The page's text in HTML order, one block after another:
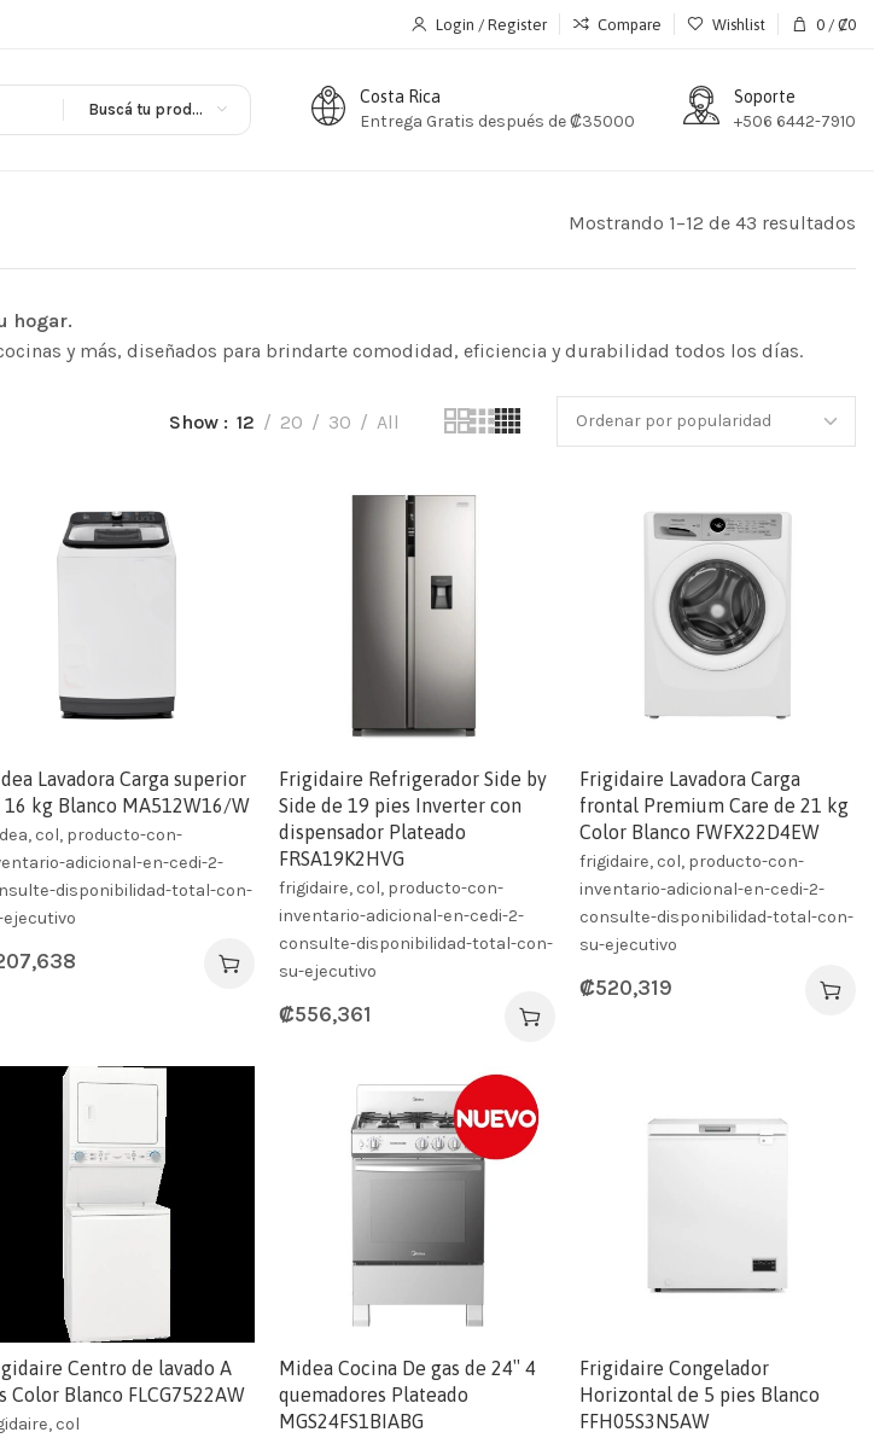
Login / Register Compare Wishlist 0 / ₡0
Buscá tu producto en
Costa Rica
Entrega Gratis después de ₡35000
Soporte
+506 6442-7910
Mostrando 1–12 de 43 resultados
hogar.
y más, diseñados para brindarte comodidad, eficiencia y durabilidad todos los días.
Show 12 20 30 All
Lavadora Carga superior
16 kg Blanco MA512W16/W
col, producto-con-
adicional-en-cedi-2-
disponibilidad-total-con-
ejecutivo
Frigidaire Refrigerador Side by
Side de 19 pies Inverter con
dispensador Plateado
FRSA19K2HVG
frigidaire, col, producto-con-
inventario-adicional-en-cedi-2-
consulte-disponibilidad-total-con-
su-ejecutivo
₡556,361
Frigidaire Lavadora Carga
frontal Premium Care de 21 kg
Color Blanco FWFX22D4EW
frigidaire, col, producto-con-
inventario-adicional-en-cedi-2-
consulte-disponibilidad-total-con-
su-ejecutivo
₡520,319
Centro de lavado A
Color Blanco FLCG7522AW
col
Midea Cocina De gas de 24″ 4
quemadores Plateado
MGS24FS1BIABG
Frigidaire Congelador
Horizontal de 5 pies Blanco
FFH05S3N5AW